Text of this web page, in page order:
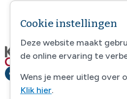
Cookie instellingen
Deze website maakt
de online ervaring te
Wens je meer uitleg over
Klik hier.